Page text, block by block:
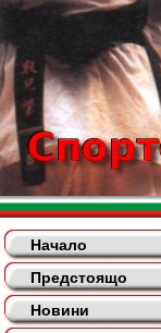
Начало
Предстоящо
Новини